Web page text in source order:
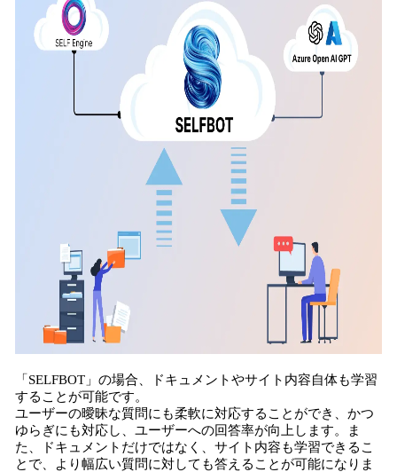
「SELFBOT」の場合、ドキュメントやサイト内容自体も学習
することが可能です。
ユーザーの曖昧な質問にも柔軟に対応することができ、かつ
ゆらぎにも対応し、ユーザーへの回答率が向上します。ま
た、ドキュメントだけではなく、サイト内容も学習できるこ
とで、より幅広い質問に対しても答えることが可能になりま